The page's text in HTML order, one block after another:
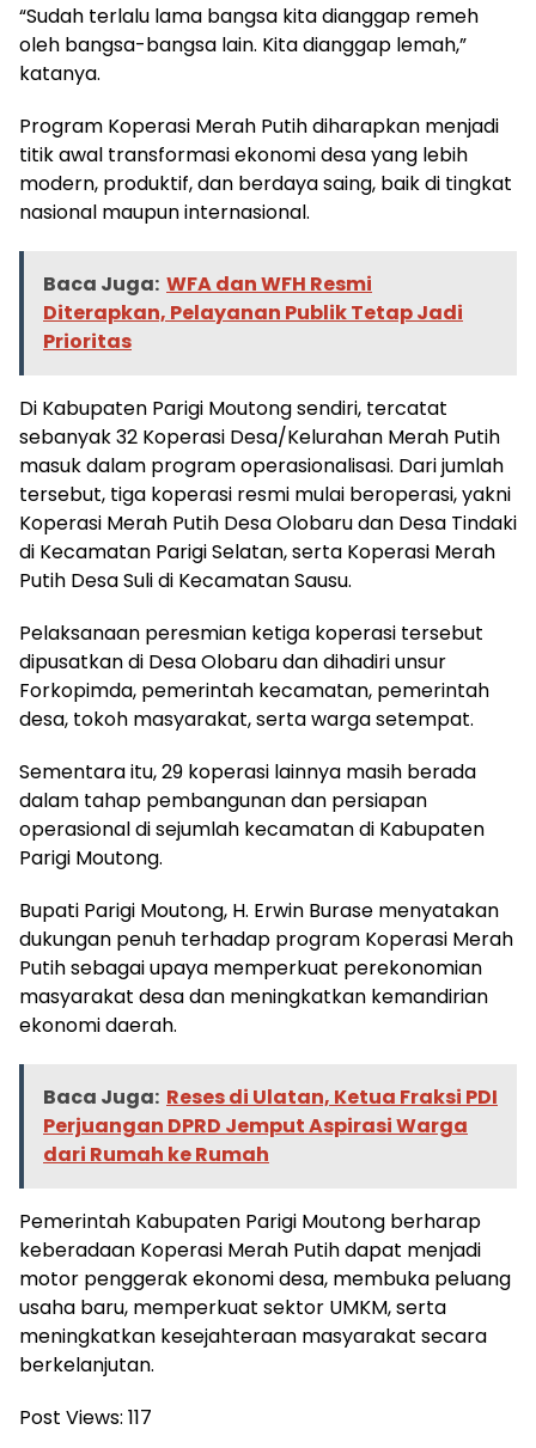
“Sudah terlalu lama bangsa kita dianggap remeh
oleh bangsa-bangsa lain. Kita dianggap lemah,”
katanya.
Program Koperasi Merah Putih diharapkan menjadi
titik awal transformasi ekonomi desa yang lebih
modern, produktif, dan berdaya saing, baik di tingkat
nasional maupun internasional.
Baca Juga: WFA dan WFH Resmi
Diterapkan, Pelayanan Publik Tetap Jadi
Prioritas
Di Kabupaten Parigi Moutong sendiri, tercatat
sebanyak 32 Koperasi Desa/Kelurahan Merah Putih
masuk dalam program operasionalisasi. Dari jumlah
tersebut, tiga koperasi resmi mulai beroperasi, yakni
Koperasi Merah Putih Desa Olobaru dan Desa Tindaki
di Kecamatan Parigi Selatan, serta Koperasi Merah
Putih Desa Suli di Kecamatan Sausu.
Pelaksanaan peresmian ketiga koperasi tersebut
dipusatkan di Desa Olobaru dan dihadiri unsur
Forkopimda, pemerintah kecamatan, pemerintah
desa, tokoh masyarakat, serta warga setempat.
Sementara itu, 29 koperasi lainnya masih berada
dalam tahap pembangunan dan persiapan
operasional di sejumlah kecamatan di Kabupaten
Parigi Moutong.
Bupati Parigi Moutong, H. Erwin Burase menyatakan
dukungan penuh terhadap program Koperasi Merah
Putih sebagai upaya memperkuat perekonomian
masyarakat desa dan meningkatkan kemandirian
ekonomi daerah.
Baca Juga: Reses di Ulatan, Ketua Fraksi PDI
Perjuangan DPRD Jemput Aspirasi Warga
dari Rumah ke Rumah
Pemerintah Kabupaten Parigi Moutong berharap
keberadaan Koperasi Merah Putih dapat menjadi
motor penggerak ekonomi desa, membuka peluang
usaha baru, memperkuat sektor UMKM, serta
meningkatkan kesejahteraan masyarakat secara
berkelanjutan.
Post Views: 117